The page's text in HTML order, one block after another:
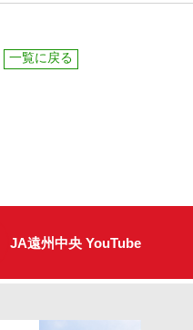
一覧に戻る
JA遠州中央 YouTube